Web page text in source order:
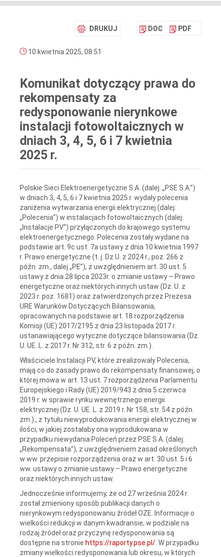
DRUKUJ DOC PDF
10 kwietnia 2025, 08:51
Komunikat dotyczący prawa do
rekompensaty za
redysponowanie nierynkowe
instalacji fotowoltaicznych w
dniach 3, 4, 5, 6 i 7 kwietnia
2025 r.
Polskie Sieci Elektroenergetyczne S.A. (dalej: „PSE S.A.”)
w dniach 3, 4, 5, 6 i 7 kwietnia 2025 r. wydały polecenia
zaniżenia wytwarzania energii elektrycznej (dalej:
„Polecenia”) w instalacjach fotowoltaicznych (dalej:
„Instalacje PV”) przyłączonych do krajowego systemu
elektroenergetycznego. Polecenia zostały wydane na
podstawie art. 9c ust. 7a ustawy z dnia 10 kwietnia 1997
r. Prawo energetyczne (t. j. Dz.U. z 2024 r., poz. 266 z
późn. zm., dalej „PE”), z uwzględnieniem art. 30 ust. 5
ustawy z dnia 28 lipca 2023r. o zmianie ustawy – Prawo
energetyczne oraz niektórych innych ustaw (Dz. U. z
2023 r. poz. 1681) oraz zatwierdzonych przez Prezesa
URE Warunków Dotyczących Bilansowania,
opracowanych na podstawie art. 18 rozporządzenia
Komisji (UE) 2017/2195 z dnia 23 listopada 2017 r.
ustanawiającego wytyczne dotyczące bilansowania (Dz.
U. UE. L. z 2017 r. Nr 312, str. 6 z późn. zm.).
Właściciele Instalacji PV, które zrealizowały Polecenia,
mają co do zasady prawo do rekompensaty finansowej, o
której mowa w art. 13 ust. 7 rozporządzenia Parlamentu
Europejskiego i Rady (UE) 2019/943 z dnia 5 czerwca
2019 r. w sprawie rynku wewnętrznego energii
elektrycznej (Dz. U. UE. L. z 2019 r. Nr 158, str. 54 z późn.
zm.)., z tytułu niewyprodukowania energii elektrycznej w
ilości, w jakiej zostałaby ona wyprodukowana w
przypadku niewydania Poleceń przez PSE S.A. (dalej:
„Rekompensata”), z uwzględnieniem zasad określonych
w ww. przepisie rozporządzenia oraz w art. 30 ust. 5 i 6
ww. ustawy o zmianie ustawy – Prawo energetyczne
oraz niektórych innych ustaw.
Jednocześnie informujemy, że od 27 września 2024 r.
został zmieniony sposób publikacji danych o
nierynkowym redysponowaniu źródeł OZE. Informacje o
wielkości redukcji w danym kwadransie, w podziale na
rodzaj źródeł oraz przyczynę redysponowania są
dostępne na stronie https://raporty.pse.pl/ . W przypadku
zmiany wielkości redysponowania lub okresu, w których